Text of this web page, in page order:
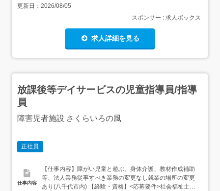
更新日： 2026/08/05
スポンサー : 求人ボックス
求人詳細を見る
放課後等デイサービスの児童指導員/指導
員
障害児者施設 さくらいろの風
正社員
仕事内容
【仕事内容】障がい児童と遊ぶ、身体介護、教材作成補助
等、法人業務従事すべき業務の変更なし就業の場所の変更
あり(八千代市内) 【経験・資格】<応募要件>社会福祉士、